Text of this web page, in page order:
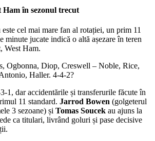
în sezonul trecut
cel mai mare fan al rotației, un prim 11
minute jucate indică o altă așezare în teren
West Ham.
Ogbonna, Diop, Creswell – Noble, Rice,
Haller. 4-4-2?
1, dar accidentările și transferurile făcute în
11 standard. Jarrod Bowen (golgeterul
3 sezoane) și Tomas Soucek au ajuns la
ca titulari, livrând goluri și pase decisive